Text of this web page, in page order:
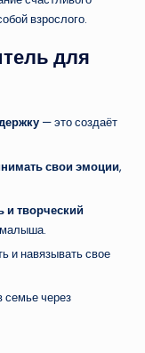
взрослого.
для
— это создаёт
свои эмоции,
и творческий
и навязывать свое
семье через